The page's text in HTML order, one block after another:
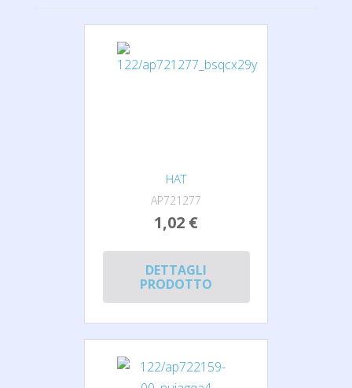
HAT
AP721277
1,02 €
DETTAGLI
PRODOTTO